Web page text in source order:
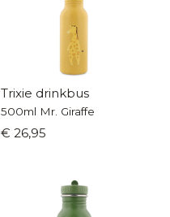
Trixie drinkbus
500ml Mr. Giraffe
€ 26,95